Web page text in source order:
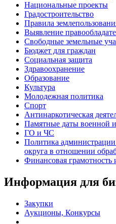
Национальные проекты
Градостроительство
Правила
Выявление
Свободные земельные
Бюджет для граждан
Социальная защита
Здравоохранение
Образование
Культура
Молодежная политика
Спорт
Антинаркотическая
Памятные даты военной
ГО и ЧС
Политика администрации
округа в отношении
Финансовая грамотность
Информация для
Закупки
Аукционы, Конкурсы